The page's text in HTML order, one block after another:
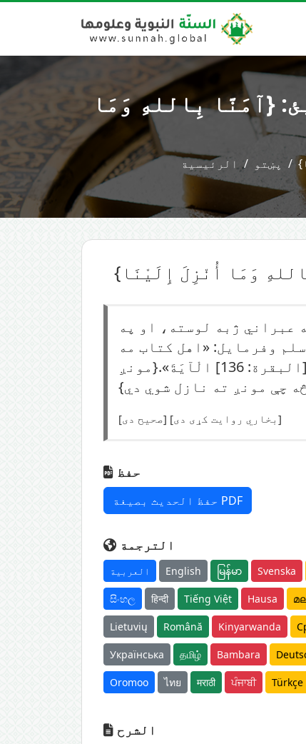
{آمَنَّا بِاللهِ وَمَا
الرئيسية پښتو
وَمَا أُنْزِلَ إِلَيْنَا}
عبراني ژبه لوسته، او په
وفرمايل: «اهل کتاب مه
ریښتیني ګڼئ او مه دروغجن، بلکې ووایئ: {آمَنَّا بِاللهِ وَمَا أُنْزِلَ إِلَيْنَا} [البقرة: 136] الْآيَةَ».{مونږ
چې مونږ ته نازل شوي دي}
[صحيح دی] [بخاري روايت کړی دی]
حفظ
حفظ الحديث بصيغة PDF
الترجمة
العربية English မြန်မာ Svenska
සිංහල हिन्दी Tiếng Việt Hausa
Lietuvių Română Kinyarwanda
Українська தமிழ் Bambara
Oromoo ไทย मराठी ਪੰਜਾਬੀ Türkçe
الشرح